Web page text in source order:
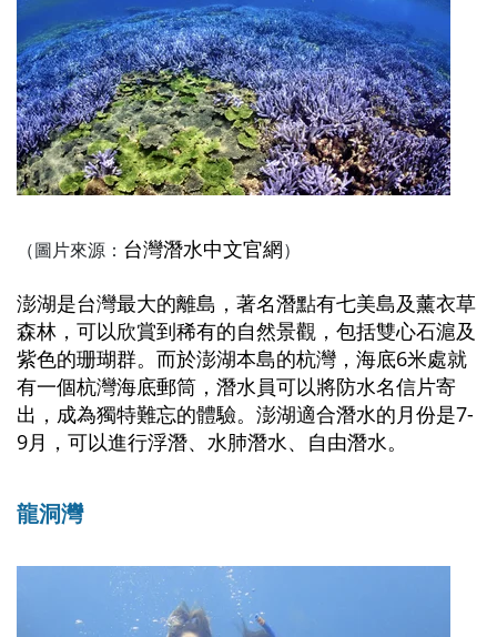
（圖片來源： 台灣潛水中文官網）
澎湖是台灣最大的離島，著名潛點有七美島及薰衣草
森林，可以欣賞到稀有的自然景觀，包括雙心石滬及
紫色的珊瑚群。而於澎湖本島的杭灣，海底6米處就
有一個杭灣海底郵筒，潛水員可以將防水名信片寄
出，成為獨特難忘的體驗。澎湖適合潛水的月份是7-
9月，可以進行浮潛、水肺潛水、自由潛水。
龍洞灣